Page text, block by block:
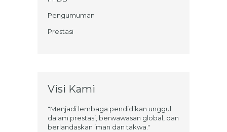
Pengumuman
Prestasi
Visi Kami
"Menjadi lembaga pendidikan unggul
dalam prestasi, berwawasan global, dan
berlandaskan iman dan takwa."